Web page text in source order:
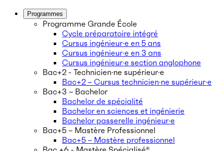
Programmes
Programme Grande École
Cycle préparatoire intégré
Cursus ingénieur·e en 5 ans
Cursus ingénieur·e en 3 ans
Cursus ingénieur·e section anglophone
Bac+2 - Technicien·ne supérieur·e
Bac+2 – Cursus technicien·ne supérieur·e
Bac+3 – Bachelor
Bachelor de spécialité
Bachelor en sciences et ingénierie
Bachelor passerelle ingénieur·e
Bac+5 – Mastère Professionnel
Bac+5 – Mastère professionnel